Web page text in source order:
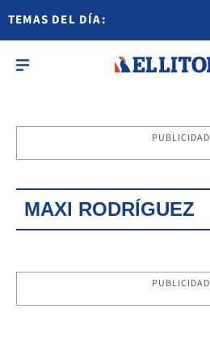
TEMAS DEL DÍA:
PUBLICIDAD
MAXI RODRÍGUEZ
PUBLICIDAD